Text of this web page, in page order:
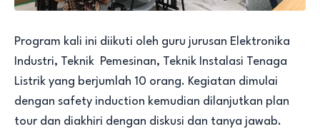
Program kali ini diikuti oleh guru jurusan Elektronika
Industri, Teknik Pemesinan, Teknik Instalasi Tenaga
Listrik yang berjumlah 10 orang. Kegiatan dimulai
dengan safety induction kemudian dilanjutkan plan
tour dan diakhiri dengan diskusi dan tanya jawab.